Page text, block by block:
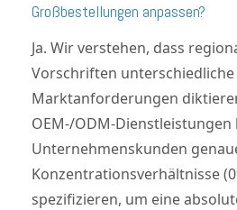
Großbestellungen anpassen?
Ja. Wir verstehen, dass
Vorschriften unterschiedliche
Marktanforderungen
OEM-/ODM-Dienstleistungen
Unternehmenskunden
Konzentrationsverhältnisse
spezifizieren, um eine